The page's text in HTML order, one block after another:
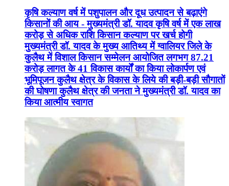
कृषि कल्याण वर्ष में पशुपालन और दूध उत्पादन से बढ़ाएंगे
किसानों की आय - मुख्यमंत्री डॉ. यादव कृषि वर्ष में एक लाख
करोड़ से अधिक राशि किसान कल्याण पर खर्च होगी
मुख्यमंत्री डॉ. यादव के मुख्य आतिथ्य में ग्वालियर जिले के
कुलैथ में विशाल किसान सम्मेलन आयोजित लगभग 87.21
करोड़ लागत के 41 विकास कार्यों का किया लोकार्पण एवं
भूमिपूजन कुलैथ क्षेत्र के विकास के लिये की बड़ी-बड़ी सौगातों
की घोषणा कुलैथ क्षेत्र की जनता ने मुख्यमंत्री डॉ. यादव का
किया आत्मीय स्वागत